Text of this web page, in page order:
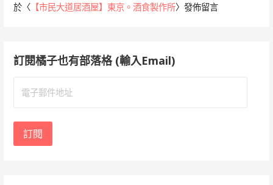
於〈 【市民大道居酒屋】東京。酒食製作所〉發佈留言
訂閱橘子也有部落格 (輸入Email)
地
訂閱